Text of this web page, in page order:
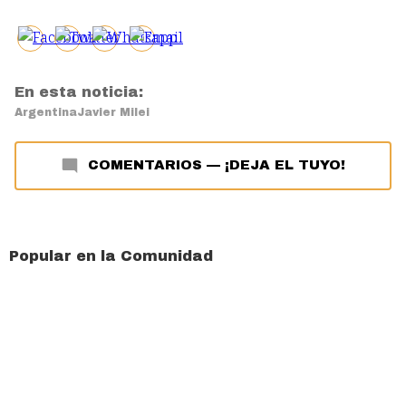
En esta noticia:
ArgentinaJavier Milei
COMENTARIOS — ¡DEJA EL TUYO!
Popular en la Comunidad